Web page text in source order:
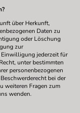
über Herkunft,
Daten zu
oder Löschung
zur
Einwilligung jederzeit für
unter bestimmten
personenbezogenen
bei der
weiteren Fragen zum
wenden.